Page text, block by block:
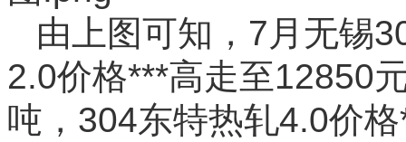
由上图可知，7月无锡
2.0价格***高走至12850
吨，304东特热轧4.0价